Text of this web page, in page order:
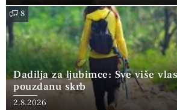
8
Dadilja za ljubimce: Sve više
pouzdanu skrb
2.8.2026